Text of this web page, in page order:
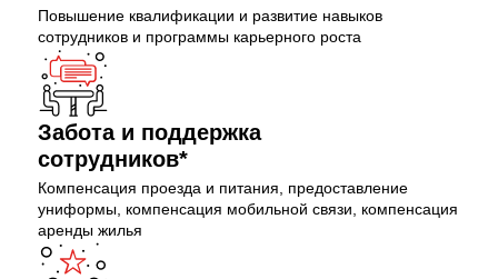
Повышение квалификации и развитие навыков
сотрудников и программы карьерного роста
Забота и поддержка
сотрудников*
Компенсация проезда и питания, предоставление
униформы, компенсация мобильной связи, компенсация
аренды жилья